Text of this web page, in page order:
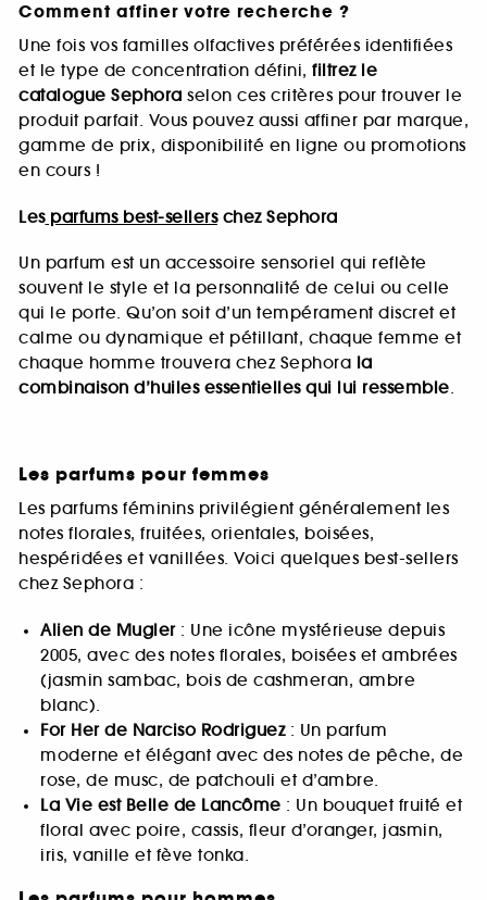
Comment affiner votre recherche ?
Une fois vos familles olfactives préférées identifiées
et le type de concentration défini, filtrez le
catalogue Sephora selon ces critères pour trouver le
produit parfait. Vous pouvez aussi affiner par marque,
gamme de prix, disponibilité en ligne ou promotions
en cours !
Lesparfums best-sellerschez Sephora
Un parfum est un accessoire sensoriel qui reflète
souvent le style et la personnalité de celui ou celle
qui le porte. Qu’on soit d’un tempérament discret et
calme ou dynamique et pétillant, chaque femme et
chaque homme trouvera chez Sephora la
combinaison d’huiles essentielles qui lui ressemble.
Les parfums pour femmes
Les parfums féminins privilégient généralement les
notes florales, fruitées, orientales, boisées,
hespéridées et vanillées. Voici quelques best-sellers
chez Sephora :
Alien de Mugler: Une icône mystérieuse depuis
2005, avec des notes florales, boisées et ambrées
(jasmin sambac, bois de cashmeran, ambre
blanc).
For Her de Narciso Rodriguez: Un parfum
moderne et élégant avec des notes de pêche, de
rose, de musc, de patchouli et d’ambre.
La Vie est Belle de Lancôme : Un bouquet fruité et
floral avec poire, cassis, fleur d’oranger, jasmin,
iris, vanille et fève tonka.